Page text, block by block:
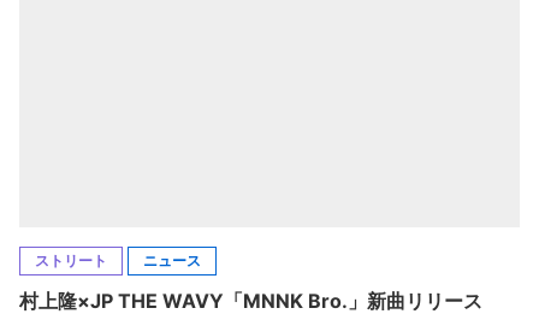
ストリート ニュース
村上隆×JP THE WAVY「MNNK Bro.」新曲リリース